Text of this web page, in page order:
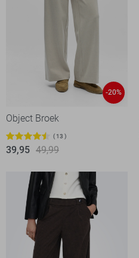
-20%
Object Broek
13
39,95 49,99